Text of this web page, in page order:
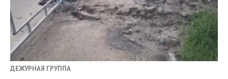
ДЕЖУРНАЯ ГРУППА